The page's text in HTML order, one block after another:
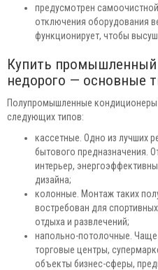
предусмотрен
отключения оборудования
функционирует, чтобы
Купить
недорого — основные
Полупромышленные кондиционеры
следующих типов:
кассетные. Одно из лучших
бытового предназначения.
интерьер,
дизайна;
колонные. Монтаж таких
востребован для
отдыха и развлечений;
напольно-потолочные. Чаще
торговые центры,
объекты бизнес-сферы,